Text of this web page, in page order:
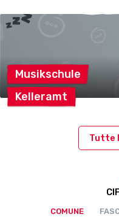
Musikschule
Kelleramt
Tutte
COMUNE